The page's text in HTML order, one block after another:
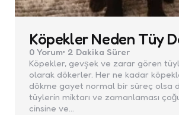
Köpekler Neden Tüy
0 Yorum 2 Dakika Sürer
Köpekler, gevşek ve zarar gören
olarak dökerler. Her ne kadar
dökme gayet normal bir süreç olsa
tüylerin miktarı ve zamanlaması
cinsine ve…